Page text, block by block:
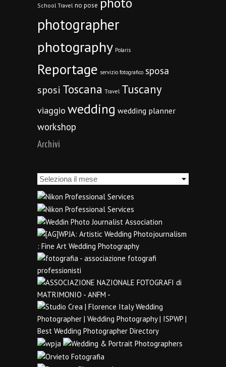
School Travel no pose
photographer
photography Polaris
Reportage servizio fotografico sposa
sposi Toscana Travel Tuscany
viaggio wedding wedding planner
workshop
Archivi
Archivi